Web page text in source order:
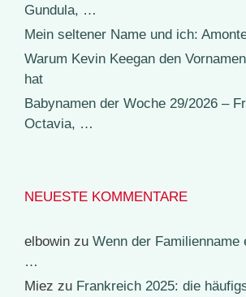
Gundula, …
Mein seltener Name und ich:
Warum Kevin Keegan den
hat
Babynamen der Woche 29/2026 –
Octavia, …
NEUESTE KOMMENTARE
elbowin zu Wenn der Familienname
…
Miez zu Frankreich 2025: die